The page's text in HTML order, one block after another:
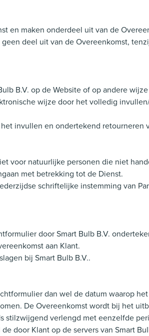
en maken onderdeel uit van de
deel uit van de Overeenkomst,
B.V. op de Website of op andere
wijze door het volledig
invullen en ondertekend retourneren
voor natuurlijke personen die niet
met betrekking tot de Dienst.
schriftelijke instemming van
door Smart Bulb B.V.
aan Klant.
bij Smart Bulb B.V..
dan wel de datum waarop
De Overeenkomst wordt bij het
verlengd met eenzelfde
door Klant op de servers van Smart